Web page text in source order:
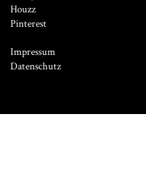
Houzz
Pinterest
Impressum
Datenschutz